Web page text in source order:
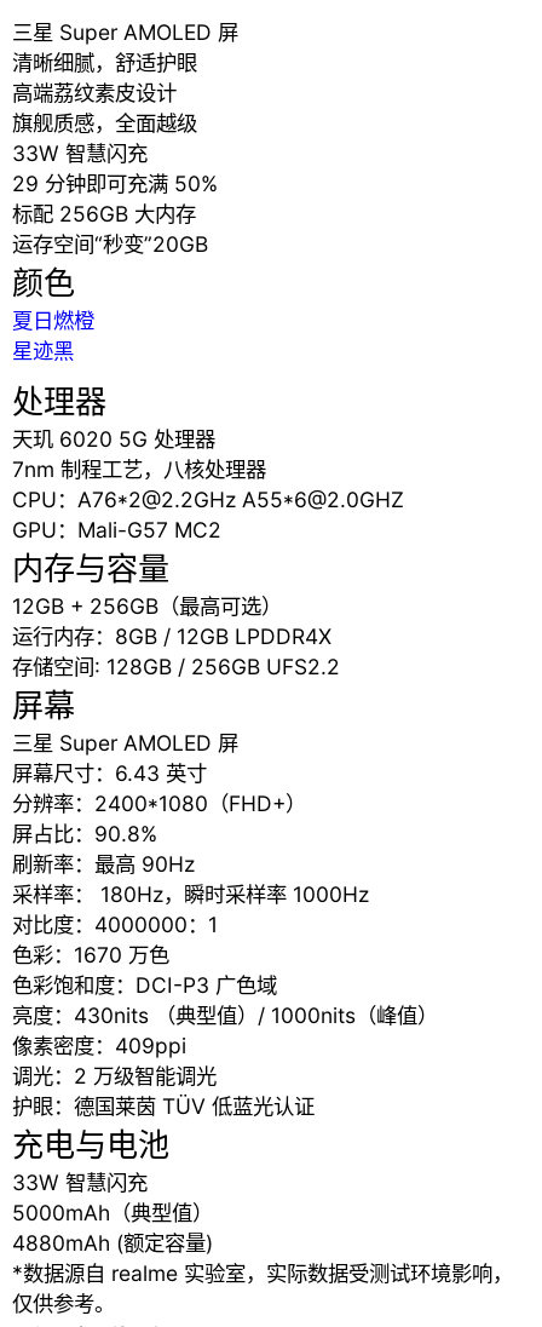
三星 Super AMOLED 屏
清晰细腻，舒适护眼
高端荔纹素皮设计
旗舰质感，全面越级
33W 智慧闪充
29 分钟即可充满 50%
标配 256GB 大内存
运存空间“秒变”20GB
颜色
夏日燃橙
星迹黑
处理器
天玑 6020 5G 处理器
7nm 制程工艺，八核处理器
CPU：A76*2@2.2GHz A55*6@2.0GHZ
GPU：Mali-G57 MC2
内存与容量
12GB + 256GB（最高可选）
运行内存：8GB / 12GB LPDDR4X
存储空间: 128GB / 256GB UFS2.2
屏幕
三星 Super AMOLED 屏
屏幕尺寸：6.43 英寸
分辨率：2400*1080（FHD+）
屏占比：90.8%
刷新率：最高 90Hz
采样率： 180Hz，瞬时采样率 1000Hz
对比度：4000000：1
色彩：1670 万色
色彩饱和度：DCI-P3 广色域
亮度：430nits （典型值）/ 1000nits（峰值）
像素密度：409ppi
调光：2 万级智能调光
护眼：德国莱茵 TÜV 低蓝光认证
充电与电池
33W 智慧闪充
5000mAh（典型值）
4880mAh (额定容量)
*数据源自 realme 实验室，实际数据受测试环境影响，
仅供参考。